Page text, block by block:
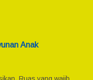
Anak
Ruas yang wajib